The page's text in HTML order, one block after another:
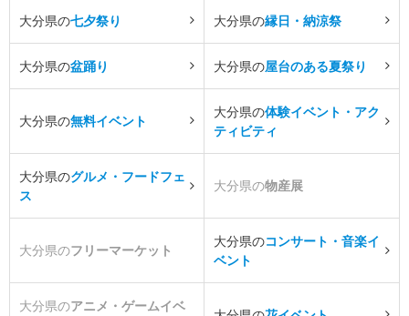
大分県の七夕祭り 大分県の縁日・納涼祭
大分県の盆踊り 大分県の屋台のある夏祭り
大分県の無料イベント
大分県の体験イベント・アク
ティビティ
大分県のグルメ・フードフェ
ス
大分県の物産展
大分県のフリーマーケット
大分県のコンサート・音楽イ
ベント
大分県のアニメ・ゲームイベ